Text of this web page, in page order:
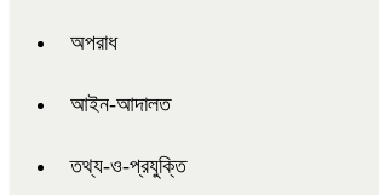
অপরাধ
আইন-আদালত
তথ্য-ও-প্রযুক্তি